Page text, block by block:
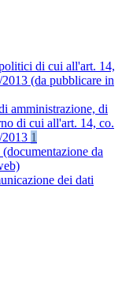
di cui all'art. 14,
(da pubblicare in
amministrazione, di
di cui all'art. 14, co.
2013 1
da
dei dati